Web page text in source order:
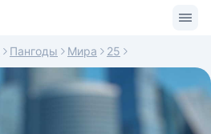
Пангоды Мира 25